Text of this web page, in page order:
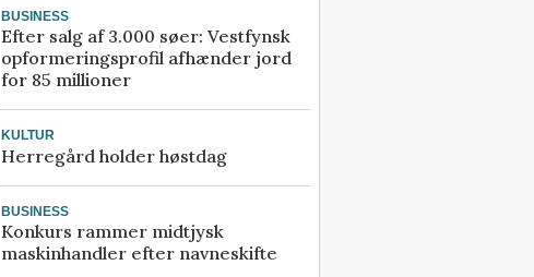
BUSINESS
Efter salg af 3.000 søer: Vestfynsk
opformeringsprofil afhænder jord
for 85 millioner
KULTUR
Herregård holder høstdag
BUSINESS
Konkurs rammer midtjysk
maskinhandler efter navneskifte